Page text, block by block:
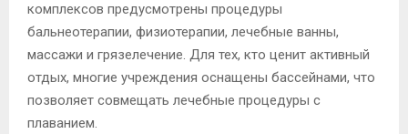
комплексов предусмотрены процедуры
бальнеотерапии, физиотерапии, лечебные ванны,
массажи и грязелечение. Для тех, кто ценит активный
отдых, многие учреждения оснащены бассейнами, что
позволяет совмещать лечебные процедуры с
плаванием.